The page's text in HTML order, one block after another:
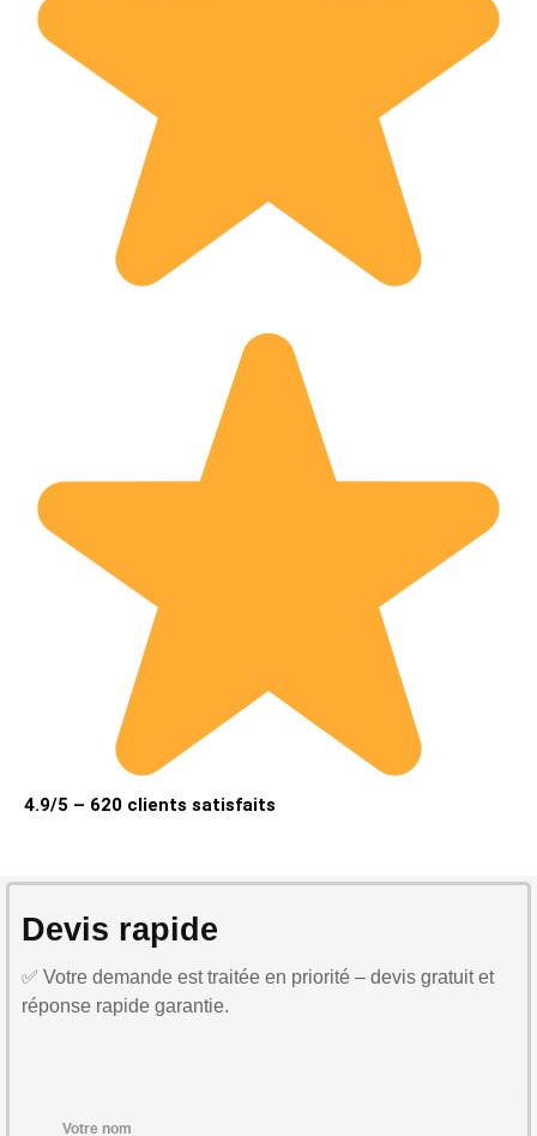
4.9/5 – 620 clients satisfaits
Devis rapide
✅ Votre demande est traitée en priorité – devis gratuit et
réponse rapide garantie.
Votre nom